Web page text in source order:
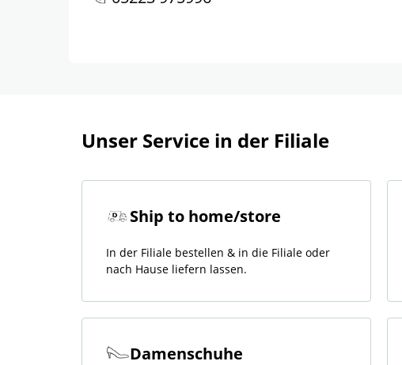
Unser Service in der Filiale
Ship to home/store
In der Filiale bestellen & in die Filiale oder
nach Hause liefern lassen.
Damenschuhe